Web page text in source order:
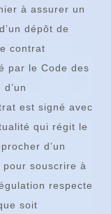
à assurer un
dépôt de
contrat
par le Code des
est signé avec
qui régit le
d’un
souscrire à
respecte
soit